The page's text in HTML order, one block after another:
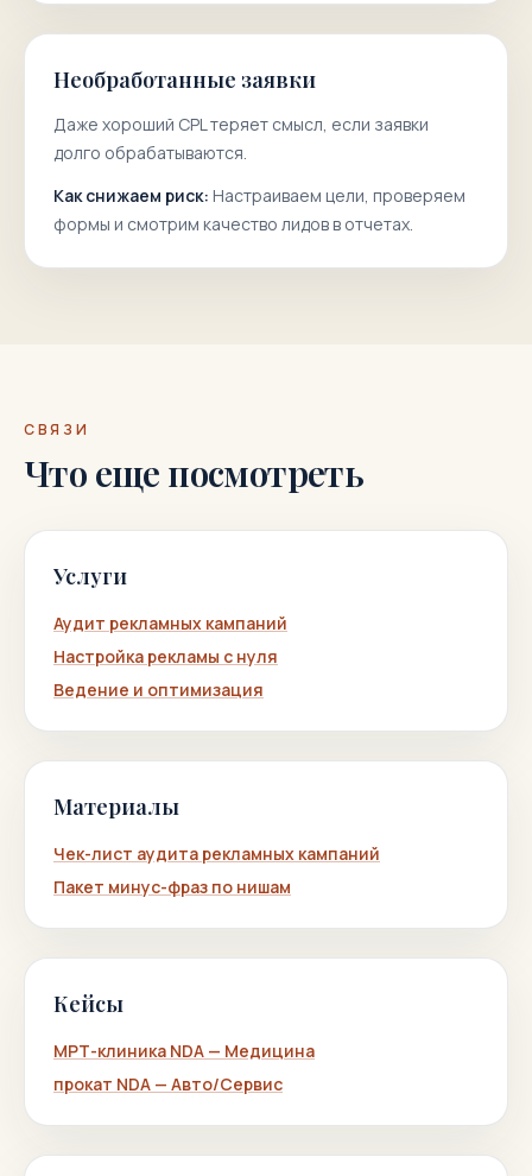
Необработанные заявки
Даже хороший CPL теряет смысл, если заявки
долго обрабатываются.
Как снижаем риск: Настраиваем цели, проверяем
формы и смотрим качество лидов в отчетах.
СВЯЗИ
Что еще посмотреть
Услуги
Аудит рекламных кампаний
Настройка рекламы с нуля
Ведение и оптимизация
Материалы
Чек-лист аудита рекламных кампаний
Пакет минус-фраз по нишам
Кейсы
МРТ-клиника NDA — Медицина
прокат NDA — Авто/Сервис